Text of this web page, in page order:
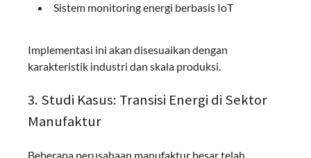
Sistem monitoring energi berbasis IoT
Implementasi ini akan disesuaikan dengan
karakteristik industri dan skala produksi.
3. Studi Kasus: Transisi Energi di Sektor
Manufaktur
Beberapa perusahaan manufaktur besar telah